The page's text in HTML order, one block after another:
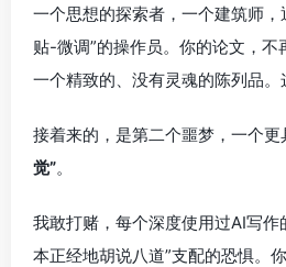
一个思想的探索者，一个建筑师
贴-微调”的操作员。你的论文，不
一个精致的、没有灵魂的陈列品。
接着来的，是第二个噩梦，一个更
觉”。
我敢打赌，每个深度使用过AI写作
本正经地胡说八道”支配的恐惧。